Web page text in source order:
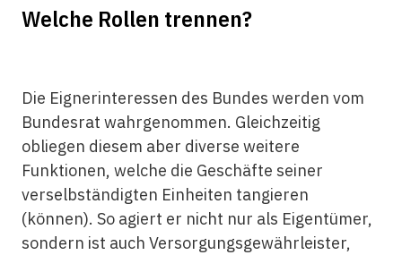
Welche Rollen trennen?
Die Eignerinteressen des Bundes werden vom
Bundesrat wahrgenommen. Gleichzeitig
obliegen diesem aber diverse weitere
Funktionen, welche die Geschäfte seiner
verselbständigten Einheiten tangieren
(können). So agiert er nicht nur als Eigentümer,
sondern ist auch Versorgungsgewährleister,